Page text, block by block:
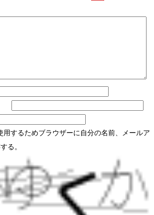
用するためブラウザーに自分の名前、メールア
る。